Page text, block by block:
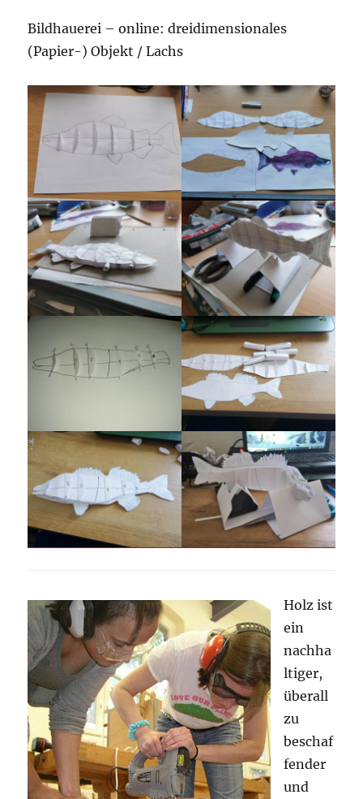
Bildhauerei – online: dreidimensionales
(Papier-) Objekt / Lachs
Holz ist
ein
nachha
ltiger,
überall
zu
beschaf
fender
und